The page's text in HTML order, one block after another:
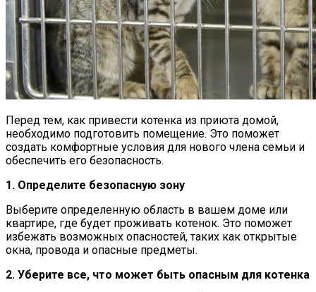
Перед тем, как привести котенка из приюта домой,
необходимо подготовить помещение. Это поможет
создать комфортные условия для нового члена семьи и
обеспечить его безопасность.
1. Определите безопасную зону
Выберите определенную область в вашем доме или
квартире, где будет проживать котенок. Это поможет
избежать возможных опасностей, таких как открытые
окна, провода и опасные предметы.
2. Уберите все, что может быть опасным для котенка